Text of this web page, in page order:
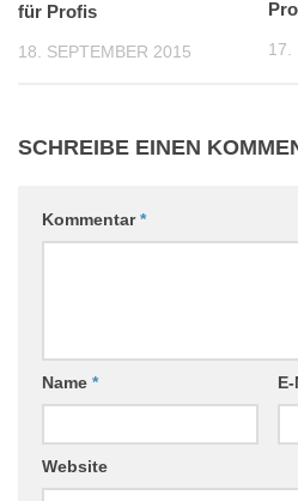
für Profis
18. SEPTEMBER 2015 17.
SCHREIBE EINEN
Kommentar*
Name *
Website